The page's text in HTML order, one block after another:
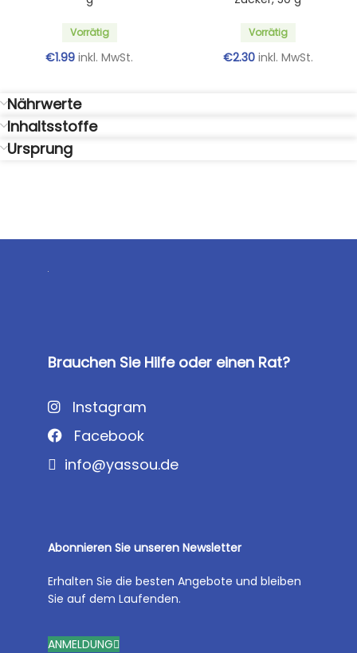
Vorrätig
€1.99 inkl. MwSt.
Vorrätig
€2.30 inkl. MwSt.
Nährwerte
Inhaltsstoffe
Ursprung
Brauchen Sie Hilfe oder einen Rat?
Instagram
Facebook
info@yassou.de
Abonnieren Sie unseren Newsletter
Erhalten Sie die besten Angebote und bleiben
Sie auf dem Laufenden.
ANMELDUNG